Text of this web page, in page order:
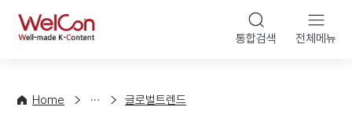
WelCon 통합검색 전체메뉴
Home
향
글로벌트렌드